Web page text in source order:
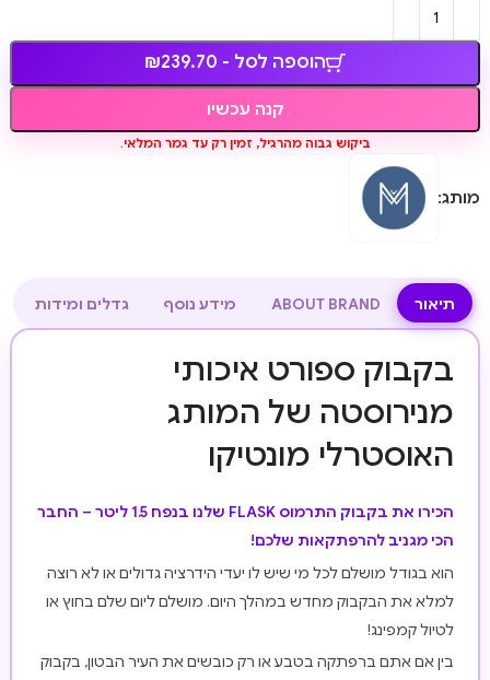
הוספה לסל - ₪239.70
קנה עכשיו
ביקוש גבוה מהרגיל, זמין רק עד גמר המלאי.
מותג:
תיאור ABOUT BRAND מידע נוסף גדלים ומידות
בקבוק ספורט איכותי
מנירוסטה של המותג
האוסטרלי מונטיקו
הכירו את בקבוק התרמוס FLASK שלנו בנפח 1.5 ליטר – החבר
הכי מגניב להרפתקאות שלכם!
הוא בגודל מושלם לכל מי שיש לו יעדי הידרציה גדולים או לא רוצה
למלא את הבקבוק מחדש במהלך היום. מושלם ליום שלם בחוץ או
לטיול קמפינג!
בין אם אתם ברפתקה בטבע או רק כובשים את העיר הבטון, בקבוק